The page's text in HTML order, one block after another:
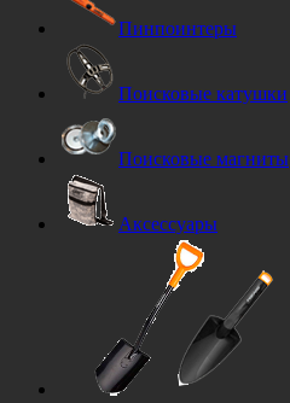
Пинпоинтеры
Поисковые катушки
Поисковые магниты
Аксессуары